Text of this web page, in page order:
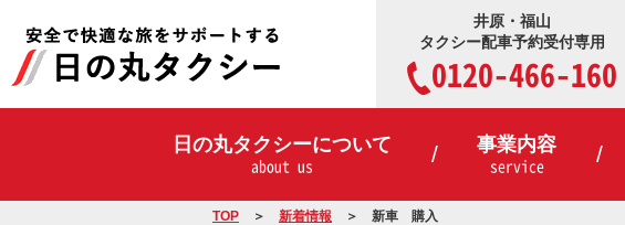
井原・福山
タクシー配車予約受付専用
0120-466-160
日の丸タクシーについて
about us
事業内容
service
TOP 新着情報 新車 購入